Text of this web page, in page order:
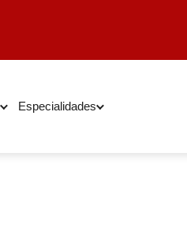
Especialidades